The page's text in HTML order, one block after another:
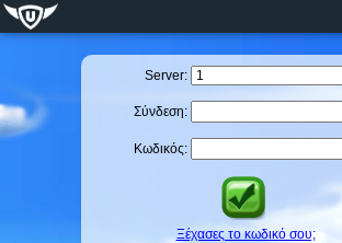
Server:
Σύνδεση:
Κωδικός:
Ξέχασες το κωδικό σου;